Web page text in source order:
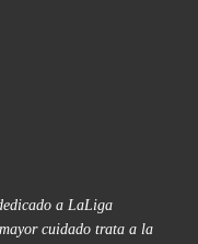
a LaLiga
cuidado trata a la